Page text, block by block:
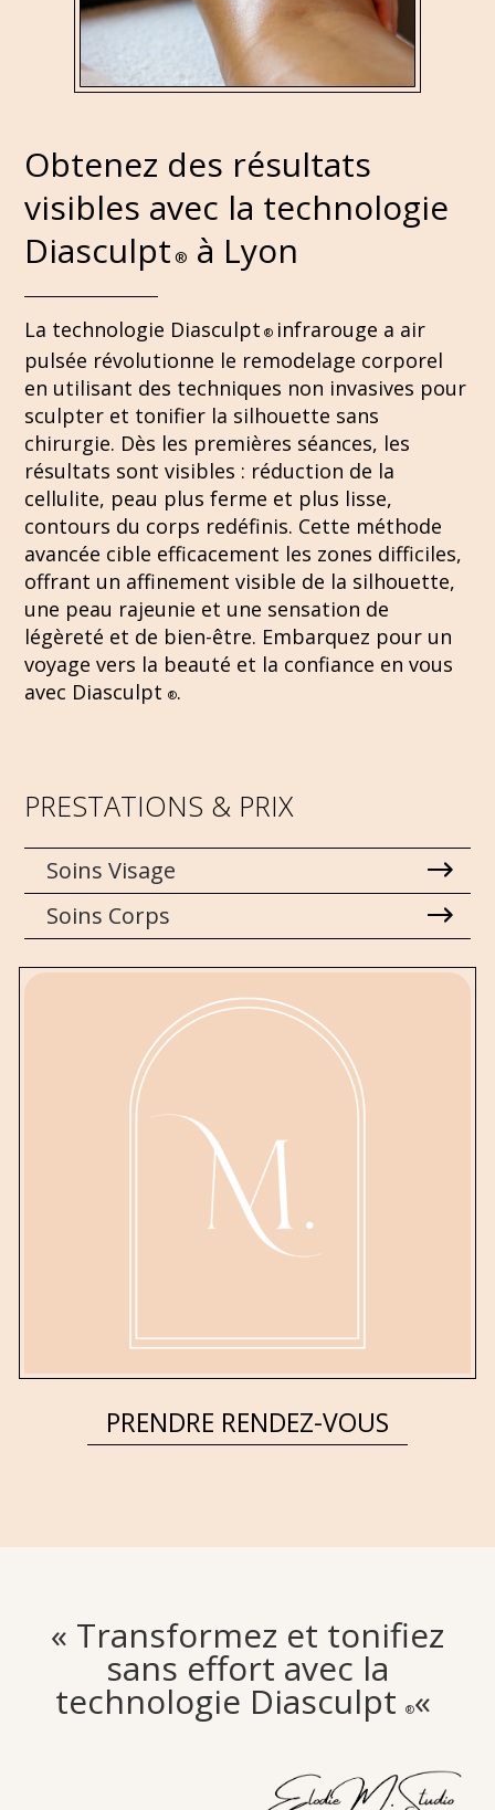
Obtenez des résultats
visibles avec la technologie
Diasculpt ® à Lyon
La technologie Diasculpt ® infrarouge a air
pulsée révolutionne le remodelage corporel
en utilisant des techniques non invasives pour
sculpter et tonifier la silhouette sans
chirurgie. Dès les premières séances, les
résultats sont visibles : réduction de la
cellulite, peau plus ferme et plus lisse,
contours du corps redéfinis. Cette méthode
avancée cible efficacement les zones difficiles,
offrant un affinement visible de la silhouette,
une peau rajeunie et une sensation de
légèreté et de bien-être. Embarquez pour un
voyage vers la beauté et la confiance en vous
avec Diasculpt®.
PRESTATIONS & PRIX
Soins Visage
Soins Corps
PRENDRE RENDEZ-VOUS
« Transformez et tonifiez
sans effort avec la
technologie Diasculpt ®«